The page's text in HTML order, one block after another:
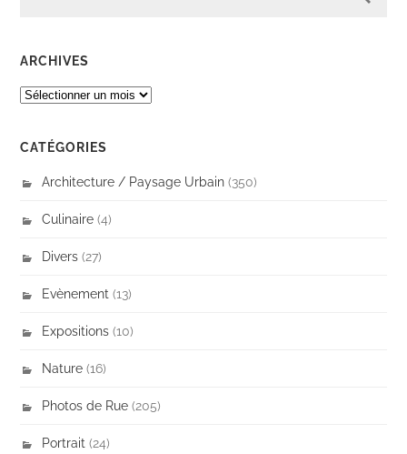
ARCHIVES
ARCHIVES
CATÉGORIES
Architecture / Paysage Urbain (350)
Culinaire (4)
Divers (27)
Evènement (13)
Expositions (10)
Nature (16)
Photos de Rue (205)
Portrait (24)